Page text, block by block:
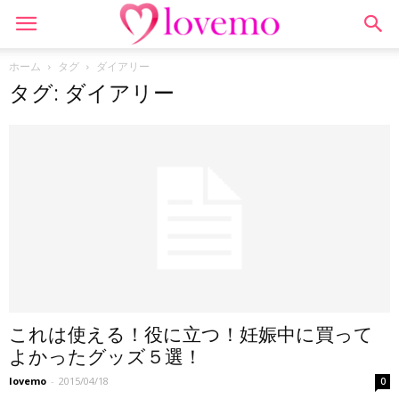
ホーム タグ ダイアリー
タグ: ダイアリー
これは使える！役に立つ！妊娠中に買って
よかったグッズ５選！
lovemo - 2015/04/18 0